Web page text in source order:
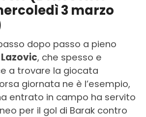
3 marzo
dopo passo a pieno
, che spesso e
a trovare la giocata
giornata ne è l’esempio,
entrato in campo ha servito
per il gol di Barak contro